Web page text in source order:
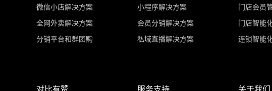
微信小店解决方案
全网外卖解决方案
分销平台和群团购
小程序解决方案
会员分销解决方案
私域直播解决方案
门店会员
门店智能
连锁智能